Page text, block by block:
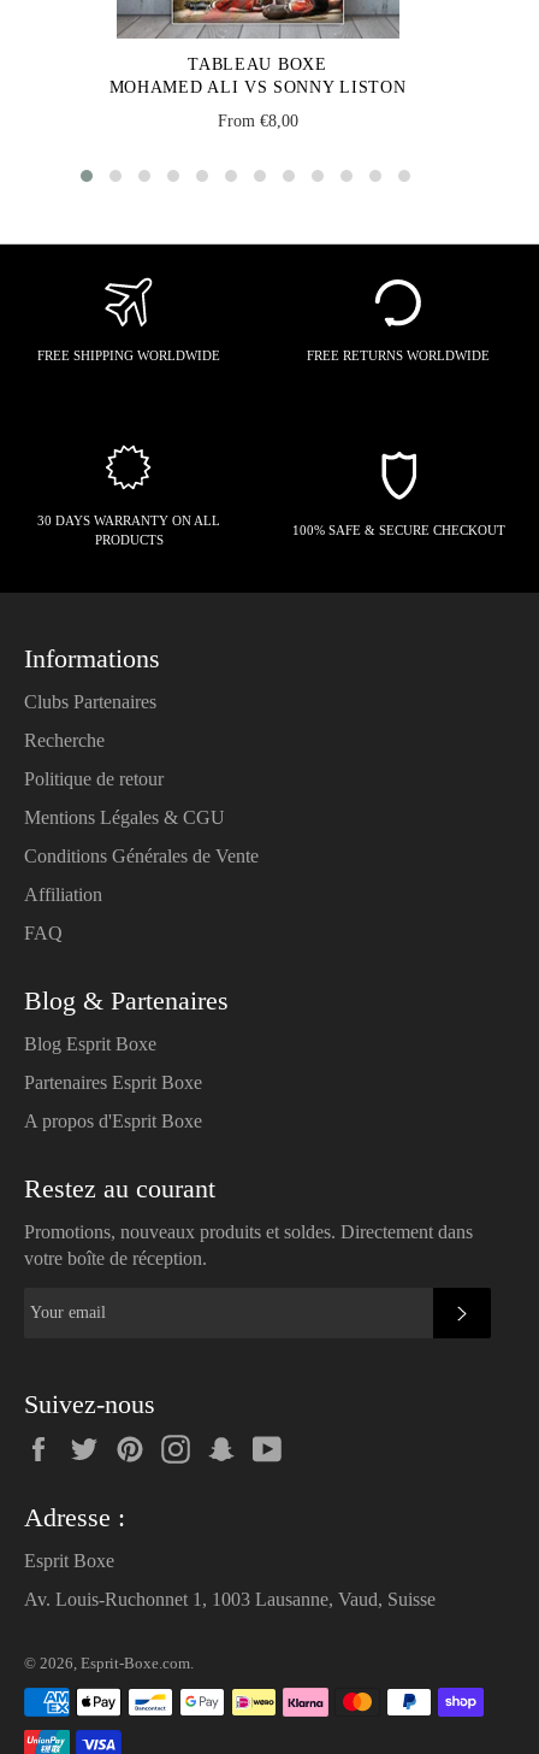
TABLEAU BOXE
MOHAMED ALI VS SONNY LISTON
From €8,00
FREE SHIPPING WORLDWIDE FREE RETURNS WORLDWIDE
30 DAYS WARRANTY ON ALL
PRODUCTS
100% SAFE & SECURE CHECKOUT
Informations
Clubs Partenaires
Recherche
Politique de retour
Mentions Légales & CGU
Conditions Générales de Vente
Affiliation
FAQ
Blog & Partenaires
Blog Esprit Boxe
Partenaires Esprit Boxe
A propos d'Esprit Boxe
Restez au courant
Promotions, nouveaux produits et soldes. Directement dans
votre boîte de réception.
Suivez-nous
FacebookTwitterPinterestInstagramSnapchat
Adresse :
Esprit Boxe
Av. Louis-Ruchonnet 1, 1003 Lausanne, Vaud, Suisse
© 2026, Esprit-Boxe.com.
Payment
methods